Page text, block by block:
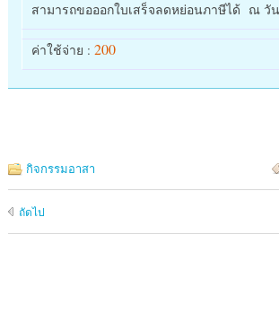
สามารถขอออกใบเสร็จลดหย่อนภาษีได้ ณ วั
ค่าใช้จ่าย : 200
กิจกรรมอาสา
ถัดไป